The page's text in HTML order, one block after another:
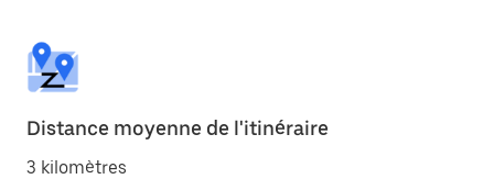
Distance moyenne de l'itinéraire
3 kilomètres